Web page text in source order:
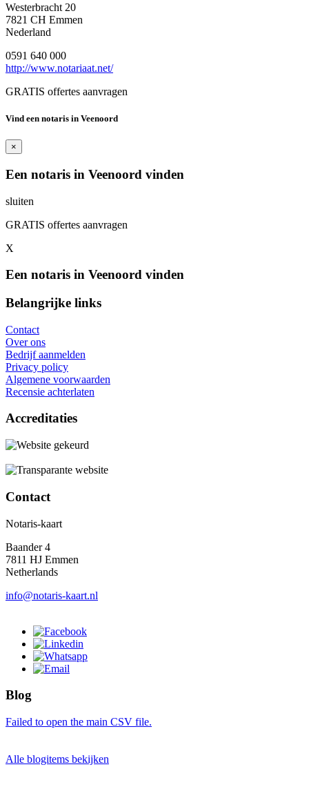
Westerbracht 20
7821 CH Emmen
Nederland
0591 640 000
http://www.notariaat.net/
GRATIS offertes aanvragen
Vind een notaris in Veenoord
×
Een notaris in Veenoord vinden
sluiten
GRATIS offertes aanvragen
X
Een notaris in Veenoord vinden
Belangrijke links
Contact
Over ons
Bedrijf aanmelden
Privacy policy
Algemene voorwaarden
Recensie achterlaten
Accreditaties
Contact
Notaris-kaart
Baander 4
7811 HJ Emmen
Netherlands
info@notaris-kaart.nl
Blog
Failed to open the main CSV file.
Alle blogitems bekijken